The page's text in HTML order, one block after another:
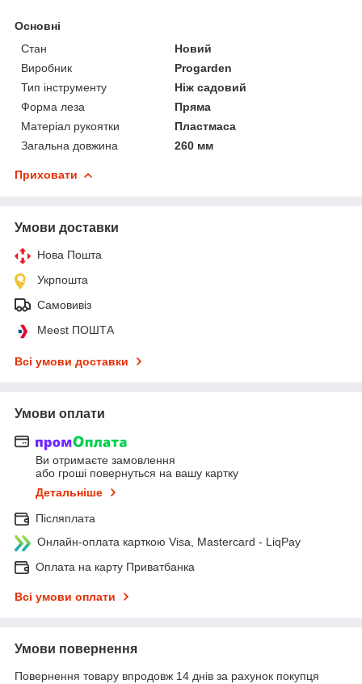
Основні
Стан
Новий
Виробник
Progarden
Тип інструменту
Ніж садовий
Форма леза
Пряма
Матеріал рукоятки
Пластмаса
Загальна довжина
260 мм
Приховати
Умови доставки
Нова Пошта
Укрпошта
Самовивіз
Meest ПОШТА
Всі умови доставки
Умови оплати
Ви отримаєте замовлення
або гроші повернуться на вашу картку
Детальніше
Післяплата
Онлайн-оплата карткою Visa, Mastercard - LiqPay
Оплата на карту Приватбанка
Всі умови оплати
Умови повернення
Повернення товару впродовж 14 днів за рахунок покупця